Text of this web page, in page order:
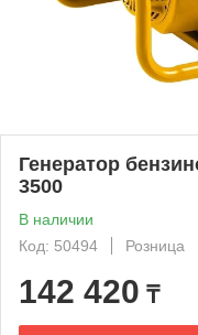
Генератор
3500
В наличии
Код: 50494
Розница
142 420 ₸